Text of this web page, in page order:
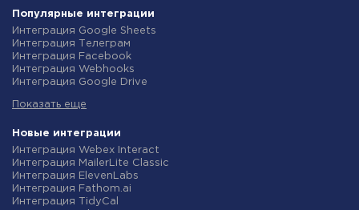
Популярные интеграции
Интеграция Google Sheets
Интеграция Телеграм
Интеграция Facebook
Интеграция Webhooks
Интеграция Google Drive
Интеграция Gmail
Интеграция Новая Почта
Интеграция Binotel
Интеграция OpenAI (ChatGPT)
Интеграция Prom
Интеграция Приват24
Интеграция OLX
Показать еще
Новые интеграции
Интеграция Webex Interact
Интеграция MailerLite Classic
Интеграция ElevenLabs
Интеграция Fathom.ai
Интеграция TidyCal